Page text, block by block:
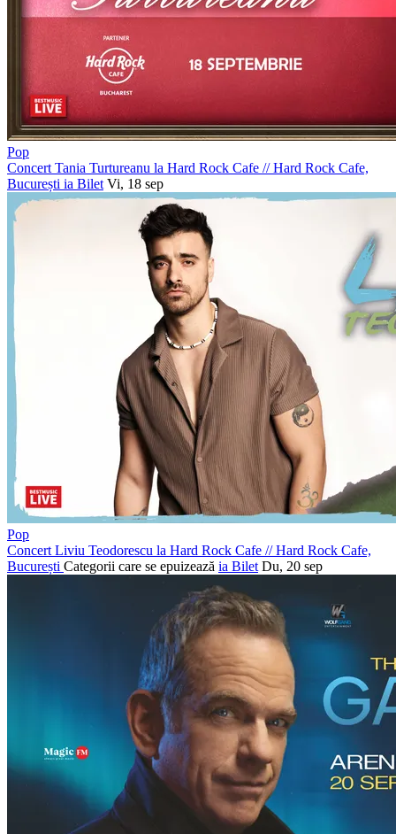
Pop
Concert Tania Turtureanu la Hard Rock Cafe //Hard Rock Cafe,
București ia Bilet Vi, 18 sep
Pop
Concert Liviu Teodorescu la Hard Rock Cafe //Hard Rock Cafe,
București Categorii care se epuizează ia Bilet Du, 20 sep